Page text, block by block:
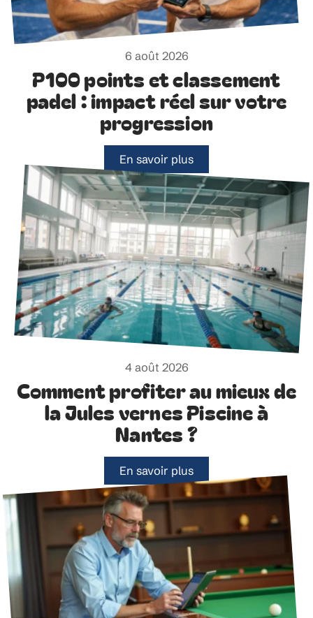
6 août 2026
P100 points et classement
padel : impact réel sur votre
progression
En savoir plus
4 août 2026
Comment profiter au mieux de
la Jules vernes Piscine à
Nantes ?
En savoir plus